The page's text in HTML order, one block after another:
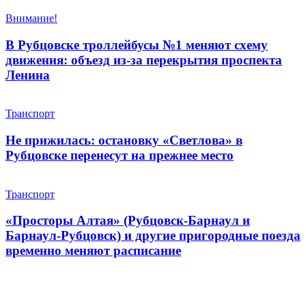
Внимание!
В Рубцовске троллейбусы №1 меняют схему
движения: объезд из-за перекрытия проспекта
Ленина
Транспорт
Не прижилась: остановку «Светлова» в
Рубцовске перенесут на прежнее место
Транспорт
«Просторы Алтая» (Рубцовск-Барнаул и
Барнаул-Рубцовск) и другие пригородные поезда
временно меняют расписание